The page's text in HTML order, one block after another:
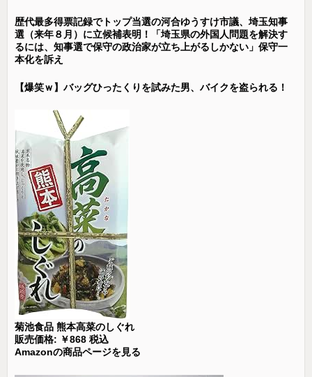
歴代最多得票記録でトップ当選の河合ゆうすけ市議、埼玉知事
選（来年８月）に立候補表明！「埼玉県の外国人問題を解決す
るには、知事選で保守の政治家が立ち上がるしかない」保守一
本化を訴え
【爆笑ｗ】バッグひったくりを試みた男、バイクを盗られる！
菊池食品 熊本高菜のしぐれ
販売価格: ￥868 税込
Amazonの商品ページを見る